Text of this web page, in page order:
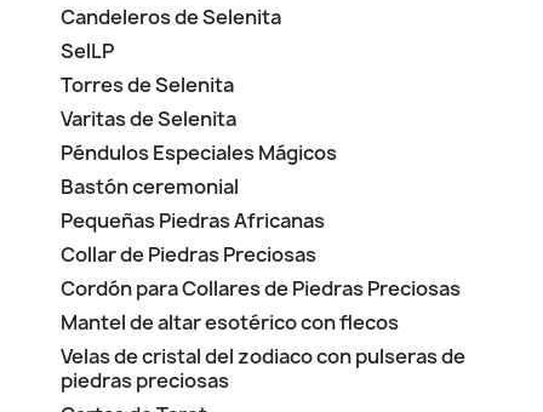
Candeleros de Selenita
SelLP
Torres de Selenita
Varitas de Selenita
Péndulos Especiales Mágicos
Bastón ceremonial
Pequeñas Piedras Africanas
Collar de Piedras Preciosas
Cordón para Collares de Piedras Preciosas
Mantel de altar esotérico con flecos
Velas de cristal del zodiaco con pulseras de
piedras preciosas